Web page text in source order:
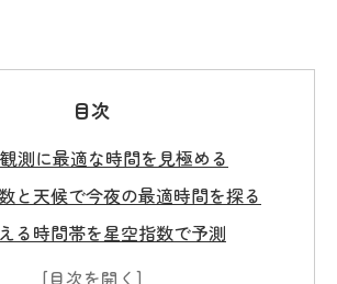
目次
測に最適な時間を見極める
と天候で今夜の最適時間を探る
る時間帯を星空指数で予測
数と天候情報の使い分け方